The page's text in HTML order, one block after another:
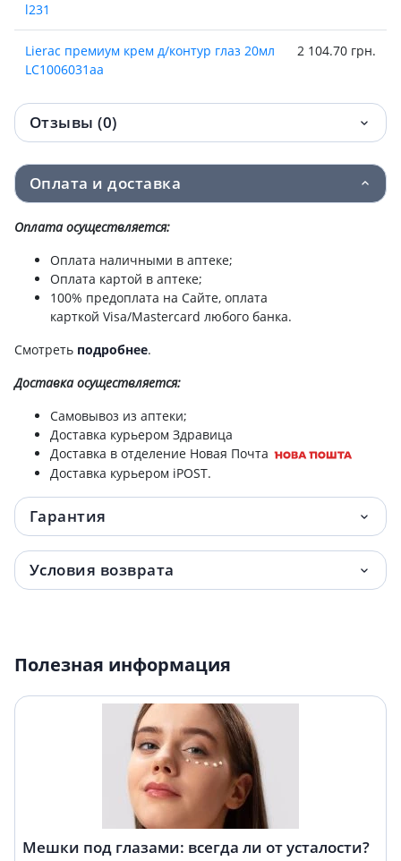
l231
Lierac премиум крем д/контур глаз 20мл
LC1006031aa
2 104.70 грн.
Отзывы (0)
Оплата и доставка
Оплата осуществляется:
Оплата наличными в аптеке;
Оплата картой в аптеке;
100% предоплата на Сайте, оплата
карткой Visa/Mastercard любого банка.
Смотреть подробнее.
Доставкаосуществляется:
Самовывоз из аптеки;
Доставка курьером Здравица
Доставка в отделение Новая Почта
Доставка курьером iPOST.
Гарантия
Условия возврата
Полезная информация
Мешки под глазами: всегда ли от усталости?